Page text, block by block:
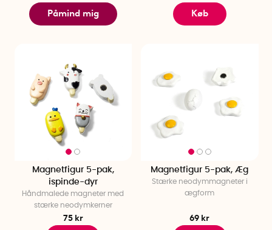
Påmind mig Køb
Magnetfigur 5-pak,
ispinde-dyr
Håndmalede magneter med
stærke neodymkerner
75 kr
Magnetfigur 5-pak, Æg
Stærke neodymmagneter i
ægform
69 kr